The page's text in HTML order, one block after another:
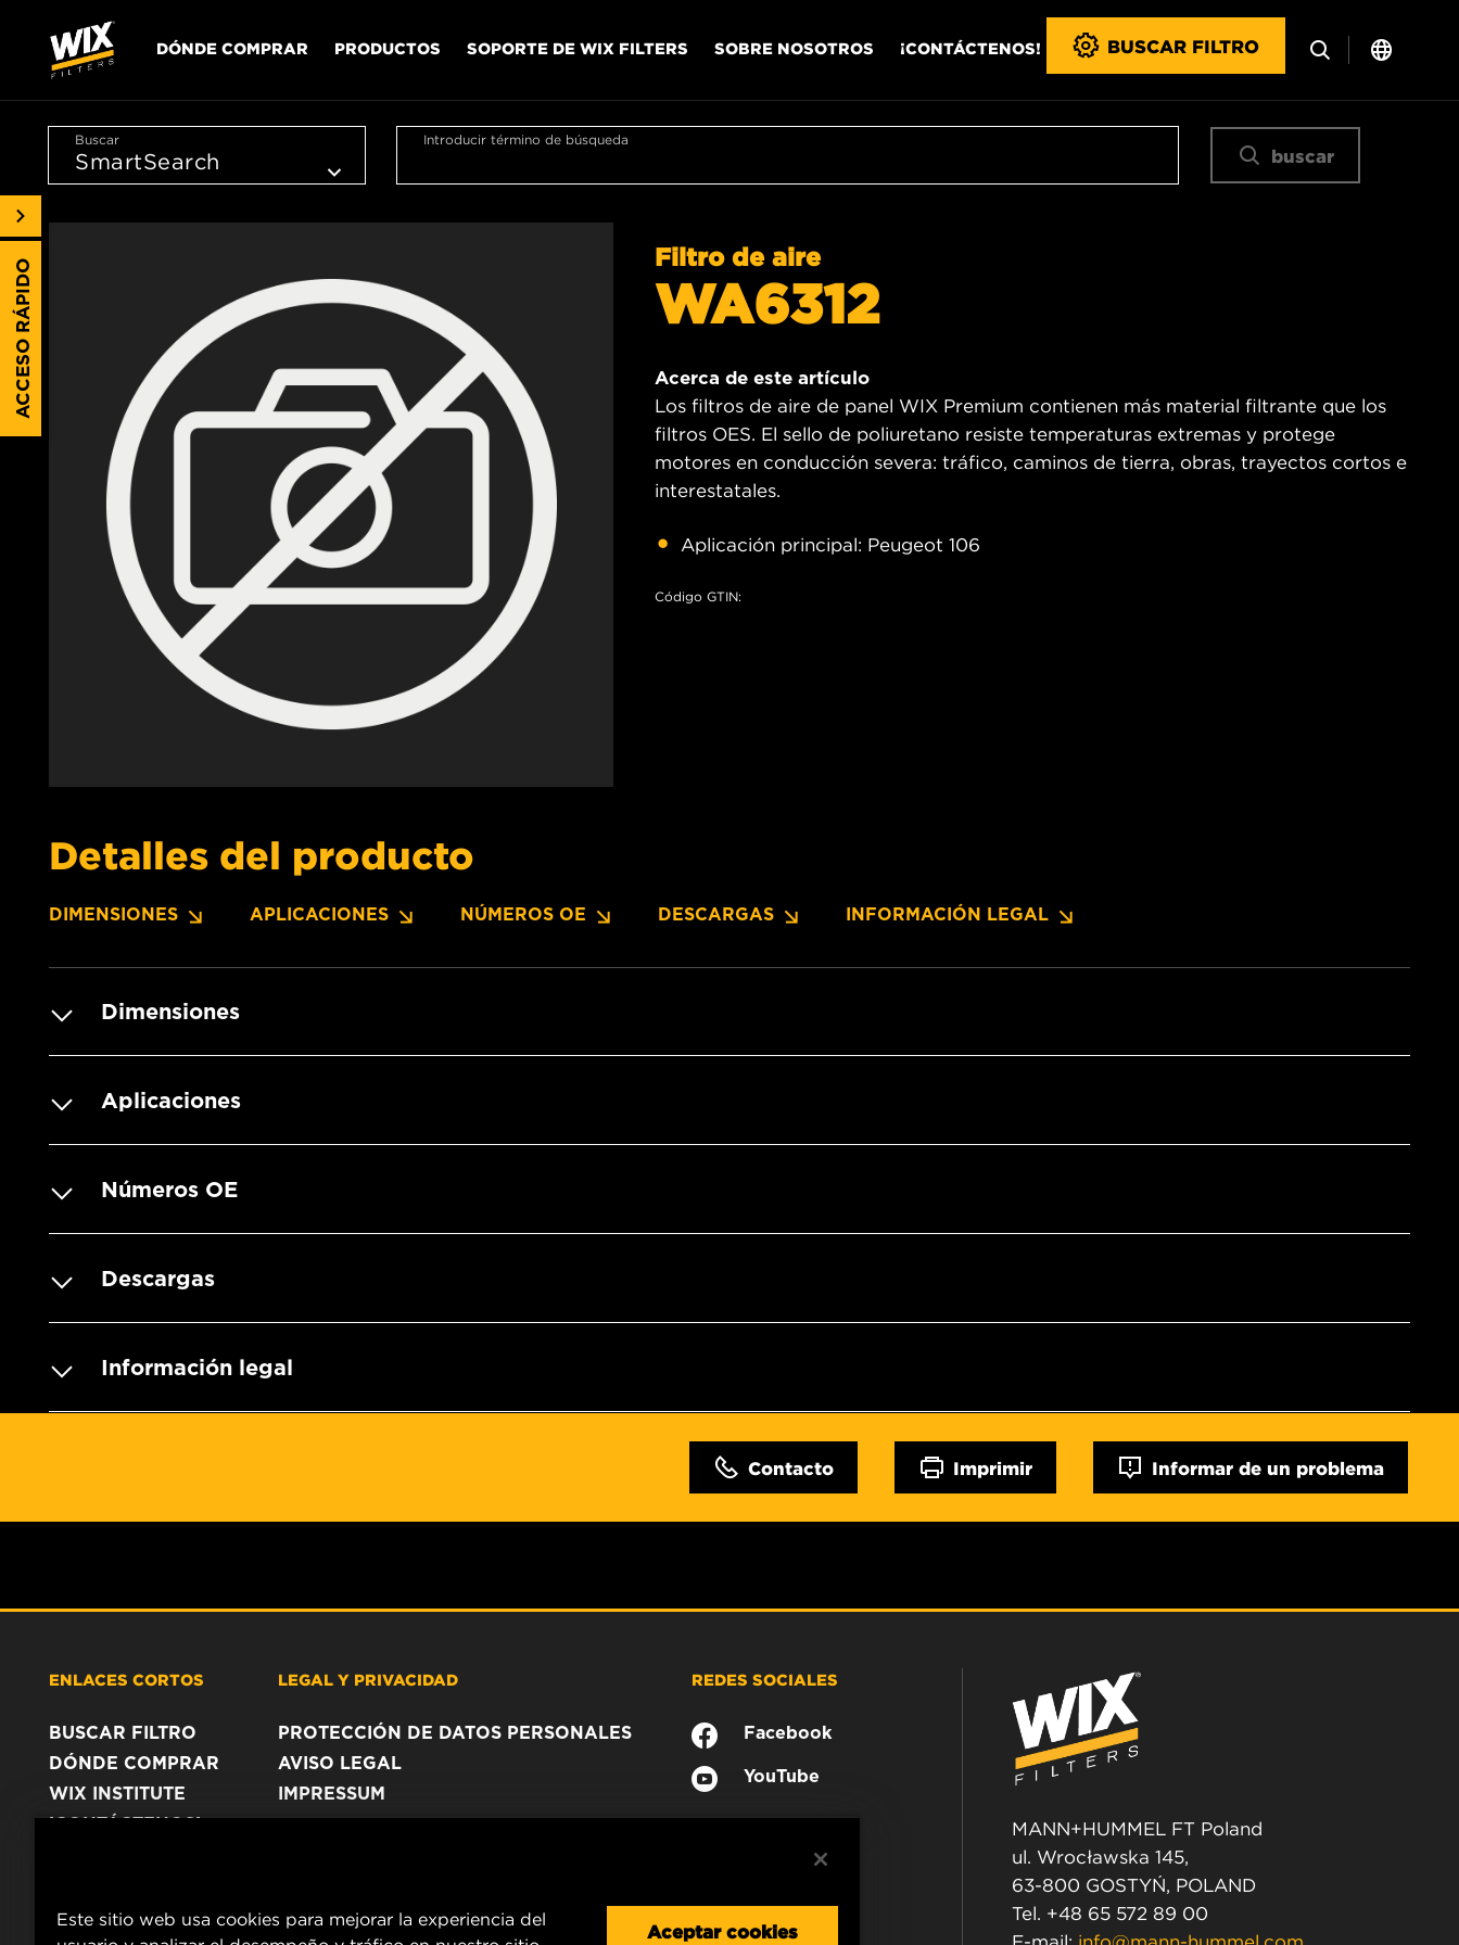
DÓNDE COMPRAR PRODUCTOS SOPORTE DE WIX FILTERS SOBRE NOSOTROS ¡CONTÁCTENOS! BUSCAR FILTRO
Buscar Introducir término de búsqueda
buscar
Filtro de aire
WA6312
Acerca de este artículo
Los filtros de aire de panel WIX Premium contienen más material filtrante que los
filtros OES. El sello de poliuretano resiste temperaturas extremas y protege
motores en conducción severa: tráfico, caminos de tierra, obras, trayectos cortos e
interestatales.
Aplicación principal: Peugeot 106
Código GTIN:
Detalles del producto
DIMENSIONES APLICACIONES NÚMEROS OE DESCARGAS INFORMACIÓN LEGAL
Dimensiones
Aplicaciones
Números OE
Descargas
Información legal
Contacto Imprimir Informar de un problema
ACCESO RÁPIDO
ENLACES CORTOS
BUSCAR FILTRO
DÓNDE COMPRAR
WIX INSTITUTE
¡CONTÁCTENOS!
LEGAL Y PRIVACIDAD
PROTECCIÓN DE DATOS PERSONALES
AVISO LEGAL
IMPRESSUM
REDES SOCIALES
Facebook
YouTube
MANN+HUMMEL FT Poland
ul. Wrocławska 145,
63-800 GOSTYŃ, POLAND
Tel. +48 65 572 89 00
Este sitio web usa cookies para mejorar la experiencia del
Aceptar cookies